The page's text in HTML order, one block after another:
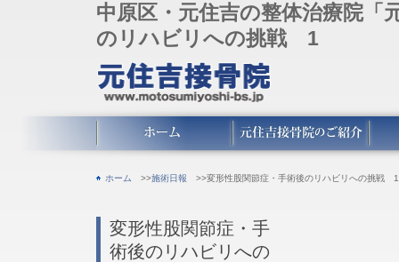
中原区・元住吉の整体治療院「
のリハビリへの挑戦 1
ホーム >>施術日報 >>変形性股関節症・手術後のリハビリへの挑戦 1
変形性股関節症・手
術後のリハビリへの